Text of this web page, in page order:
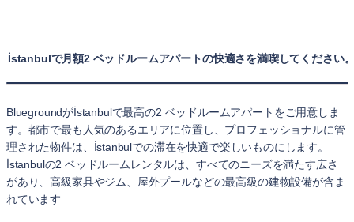
İstanbulで月額2 ベッドルームアパートの快適さを満喫してください
Bluegroundがİstanbulで最高の2 ベッドルームアパートをご用意しま
す。都市で最も人気のあるエリアに位置し、プロフェッショナルに管
理された物件は、İstanbulでの滞在を快適で楽しいものにします。
İstanbulの2 ベッドルームレンタルは、すべてのニーズを満たす広さ
があり、高級家具やジム、屋外プールなどの最高級の建物設備が含ま
れています